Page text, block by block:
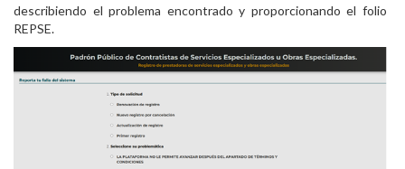
describiendo el problema encontrado y proporcionando el folio
REPSE.